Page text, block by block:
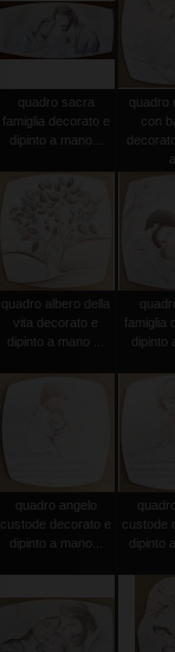
quadro sacra
famiglia decorato e
dipinto a mano...
quadro
con
quadro albero della
vita decorato e
dipinto a mano ...
famiglia
dipinto
quadro angelo
custode decorato e
dipinto a mano...
custode
dipinto